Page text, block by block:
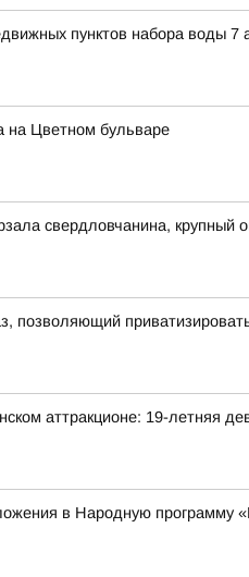
пунктов набора воды 7
на Цветном бульваре
свердловчанина, крупный
позволяющий
аттракционе: 19-летняя
в Народную программу